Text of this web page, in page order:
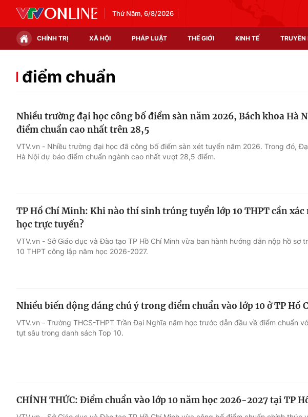
Thứ Năm, 6/8/2026
CHÍNH TRỊ XÃ HỘI PHÁP LUẬT THẾ GIỚI KINH TẾ TRUYỀN
Chính trị
Tin tức
Thế giới đó đây
Tài chính
Thị trường
Góc doanh nghiệp
Hậu
Giải sao
Điện ảnh
Âm nhạc
Sao
Làm đẹp
Tuyển
Học trực
điểm chuẩn
Nhiều trường đại học công bố điểm sàn năm 2026, Bách khoa Hà
điểm chuẩn cao nhất trên 28,5
VTV.vn - Nhiều trường đại học đã công bố điểm sàn xét tuyển năm 2026. Trong đó,
Hà Nội dự báo điểm chuẩn ngành cao nhất vượt 28,5 điểm.
TP Hồ Chí Minh: Khi nào thí sinh trúng tuyển lớp 10 THPT cần xác
học trực tuyến?
VTV.vn - Sở Giáo dục và Đào tạo TP Hồ Chí Minh vừa ban hành hướng dẫn nộp hồ sơ
10 THPT công lập năm học 2026-2027.
Nhiều biến động đáng chú ý trong điểm chuẩn vào lớp 10 ở TP Hồ
VTV.vn - Trường THCS-THPT Trần Đại Nghĩa năm học trước dẫn đầu về điểm chuẩn
tụt sâu trong danh sách Top 10.
CHÍNH THỨC: Điểm chuẩn vào lớp 10 năm học 2026-2027 tại TP